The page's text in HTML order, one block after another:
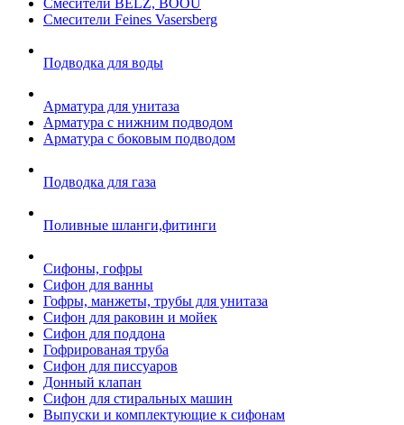
Смесители BELZ, BOOU
Смесители Feines Vasersberg
Подводка для воды
Арматура для унитаза
Арматура с нижним подводом
Арматура с боковым подводом
Подводка для газа
Поливные шланги,фитинги
Сифоны, гофры
Сифон для ванны
Гофры, манжеты, трубы для унитаза
Сифон для раковин и мойек
Сифон для поддона
Гофрированая труба
Сифон для писсуаров
Донный клапан
Сифон для стиральных машин
Выпуски и комплектующие к сифонам